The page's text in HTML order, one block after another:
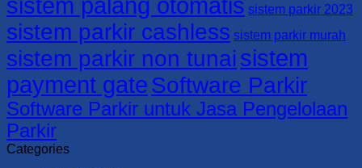
sistem palang otomatis sistem parkir 2023
sistem parkir cashless sistem parkir murah
sistem parkir non tunaisistem
payment gateSoftware Parkir
Software Parkir untuk Jasa Pengelolaan
Parkir
Categories